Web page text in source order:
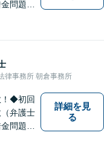
問題、
）
律事務所 朝倉事務所
！◆初回
弁護士
問題、
詳細を見
る